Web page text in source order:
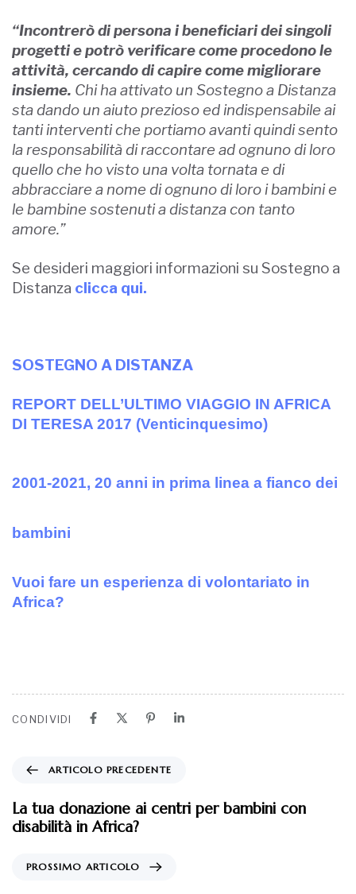
“Incontrerò di persona i beneficiari dei singoli
progetti e potrò verificare come procedono le
attività, cercando di capire come migliorare
insieme. Chi ha attivato un Sostegno a Distanza
sta dando un aiuto prezioso ed indispensabile ai
tanti interventi che portiamo avanti quindi sento
la responsabilità di raccontare ad ognuno di loro
quello che ho visto una volta tornata e di
abbracciare a nome di ognuno di loro i bambini e
le bambine sostenuti a distanza con tanto
amore.”
Se desideri maggiori informazioni su Sostegno a
Distanza clicca qui.
SOSTEGNO A DISTANZA
REPORT DELL’ULTIMO VIAGGIO IN AFRICA
DI TERESA 2017 (Venticinquesimo)
2001-2021, 20 anni in prima linea a fianco dei
bambini
Vuoi fare un esperienza di volontariato in
Africa?
CONDIVIDI
ARTICOLO PRECEDENTE
La tua donazione ai centri per bambini con
disabilità in Africa?
PROSSIMO ARTICOLO